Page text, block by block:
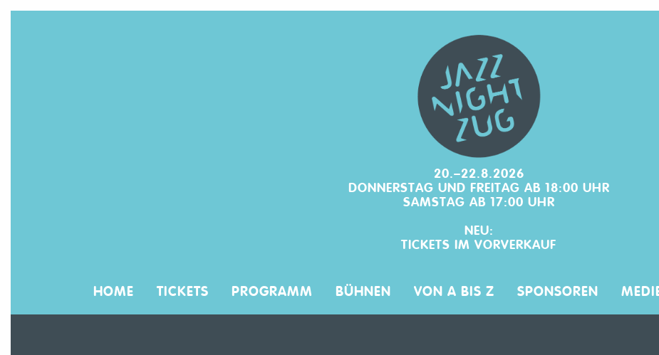
20.–22.8.2026
DONNERSTAG UND FREITAG AB 18:00 UHR
SAMSTAG AB 17:00 UHR
NEU:
TICKETS IM VORVERKAUF
HOME TICKETS PROGRAMM BÜHNEN VON A BIS Z SPONSOREN